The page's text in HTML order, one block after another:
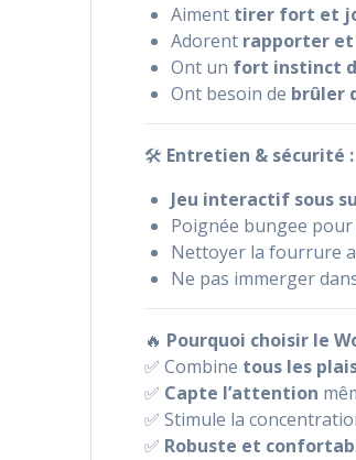
Aiment tirer fort et
Adorent rapporter
Ont un fort instinct
Ont besoin de brûler
🛠 Entretien & sécurité :
Jeu interactif sous
Poignée bungee
Nettoyer la fourrure
Ne pas immerger
🔥 Pourquoi choisir le
✅ Combine tous les
✅ Capte l’attention
✅ Stimule la
✅ Robuste et